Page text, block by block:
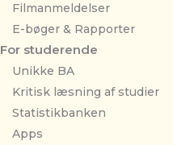
Filmanmeldelser
E-bøger & Rapporter
For studerende
Unikke BA
Kritisk læsning af studier
Statistikbanken
Apps